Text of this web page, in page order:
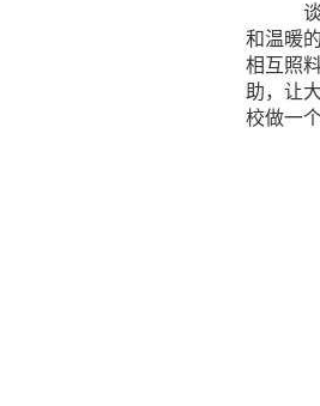
和温暖
相互照
助，让
校做一